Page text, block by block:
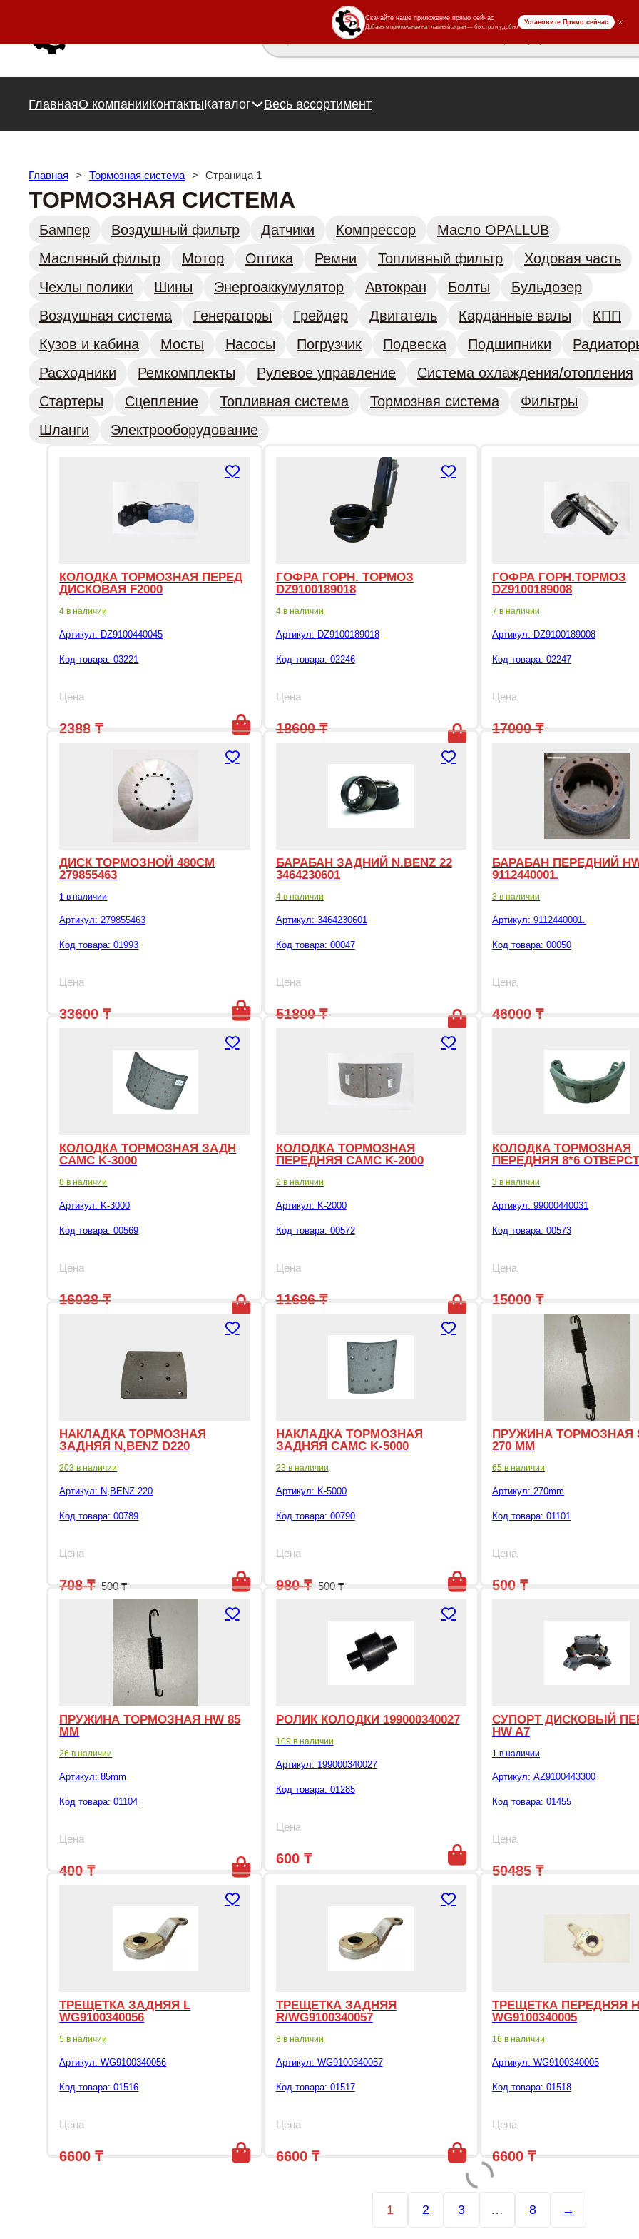
Поиск товаров
ГлавнаяО компанииКонтактыКаталог Весь ассортимент
Главная > Тормозная система > Страница 1
ТОРМОЗНАЯ СИСТЕМА
Бампер Воздушный фильтр Датчики Компрессор
Масло OPALLUB
Масляный фильтр
Мотор Оптика Ремни Топливный фильтр
Ходовая часть
Чехлы полики
Шины Энергоаккумулятор Автокран Болты
Бульдозер
Воздушная система
Генераторы Грейдер Двигатель Карданные валы
КПП
Кузов и кабина
Мосты Насосы Погрузчик Подвеска Подшипники
Расходники
Ремкомплекты Рулевое управление
Система охлаждения/отопления
Стартеры
Сцепление Топливная система Тормозная система
Фильтры
Шланги
Электрооборудование
КОЛОДКА ТОРМОЗНАЯ ПЕРЕД
ДИСКОВАЯ F2000
4 в наличии
Артикул: DZ9100440045
Код товара: 03221
Цена
2388₸
ГОФРА ГОРН. ТОРМОЗ
DZ9100189018
4 в наличии
Артикул: DZ9100189018
Код товара: 02246
Цена
18600₸
Первоначальная цена составляла 18600 ₸.
Текущая цена: 8000 ₸.
ГОФРА ГОРН.ТОРМОЗ
DZ9100189008
7 в наличии
Артикул: DZ9100189008
Код товара: 02247
Цена
17000₸
Первоначальная
Текущая цена:
ДИСК ТОРМОЗНОЙ 480СМ
279855463
1 в наличии
Артикул:279855463
Код товара: 01993
Цена
33600₸
БАРАБАН ЗАДНИЙ N.BENZ 22
3464230601
4 в наличии
Артикул: 3464230601
Код товара: 00047
Цена
51800₸
Первоначальная цена составляла 51800 ₸.
Текущая цена: 22000 ₸.
БАРАБАН ПЕРЕДНИЙ
9112440001.
3 в наличии
Артикул: 9112440001.
Код товара: 00050
Цена
46000 ₸
КОЛОДКА ТОРМОЗНАЯ ЗАДН
САМС K-3000
8 в наличии
Артикул: K-3000
Код товара: 00569
Цена
16038₸
Первоначальная цена составляла 16038 ₸.
Текущая цена: 5000 ₸.
КОЛОДКА ТОРМОЗНАЯ
ПЕРЕДНЯЯ САМС K-2000
2 в наличии
Артикул: K-2000
Код товара: 00572
Цена
11686₸
Первоначальная цена составляла 11686 ₸.
Текущая цена: 5000 ₸.
КОЛОДКА ТОРМОЗНАЯ
ПЕРЕДНЯЯ 8*6
3 в наличии
Артикул: 99000440031
Код товара: 00573
Цена
15000 ₸
НАКЛАДКА ТОРМОЗНАЯ
ЗАДНЯЯ N,BENZ D220
203 в наличии
Артикул: N,BENZ 220
Код товара: 00789
Цена
708₸ Первоначальная цена составляла 708 ₸.
500₸Текущая цена: 500 ₸.
НАКЛАДКА ТОРМОЗНАЯ
ЗАДНЯЯ САМС K-5000
23 в наличии
Артикул: K-5000
Код товара: 00790
Цена
980₸ Первоначальная цена составляла 980 ₸.
500 ₸Текущая цена: 500 ₸.
ПРУЖИНА ТОРМОЗНАЯ
270 ММ
65 в наличии
Артикул: 270mm
Код товара: 01101
Цена
500 ₸
ПРУЖИНА ТОРМОЗНАЯ HW 85
ММ
26 в наличии
Артикул:85mm
Код товара: 01104
Цена
400₸
РОЛИК КОЛОДКИ 199000340027
109 в наличии
Артикул: 199000340027
Код товара: 01285
Цена
600 ₸
СУПОРТ ДИСКОВЫЙ
HW A7
1 в наличии
Артикул: AZ9100443300
Код товара: 01455
Цена
50485 ₸
ТРЕЩЕТКА ЗАДНЯЯ L
WG9100340056
5 в наличии
Артикул:WG9100340056
Код товара: 01516
Цена
6600₸
ТРЕЩЕТКА ЗАДНЯЯ
R/WG9100340057
8 в наличии
Артикул: WG9100340057
Код товара: 01517
Цена
6600 ₸
ТРЕЩЕТКА ПЕРЕДНЯЯ
WG9100340005
16 в наличии
Артикул: WG9100340005
Код товара: 01518
Цена
6600 ₸